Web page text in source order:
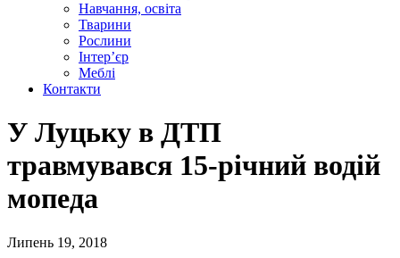
Навчання, освіта
Тварини
Рослини
Інтер’єр
Меблі
Контакти
У Луцьку в ДТП
травмувався 15-річний водій
мопеда
Липень 19, 2018